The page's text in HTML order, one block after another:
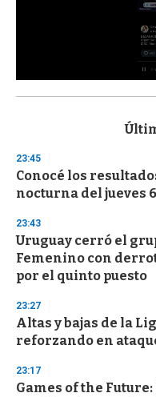
s
d
s
o
f
3
s
e
c
o
d
s
23:45
Conocé los
nocturna del jueves
23:43
Uruguay cerró el
Femenino con
por el quinto puesto
23:27
Altas y bajas de la
reforzando en
23:17
Games of the